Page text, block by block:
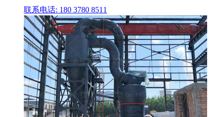
联系电话: 180 3780 8511